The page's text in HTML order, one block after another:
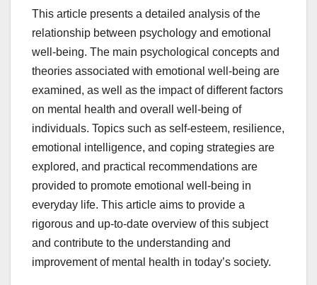
This article presents a detailed analysis of the
relationship between psychology and emotional
well-being. The main psychological concepts and
theories associated with emotional well-being are
examined, as well as the impact of different factors
on mental health and overall well-being of
individuals. Topics such as self-esteem, resilience,
emotional intelligence, and coping strategies are
explored, and practical recommendations are
provided to promote emotional well-being in
everyday life. This article aims to provide a
rigorous and up-to-date overview of this subject
and contribute to the understanding and
improvement of mental health in today’s society.